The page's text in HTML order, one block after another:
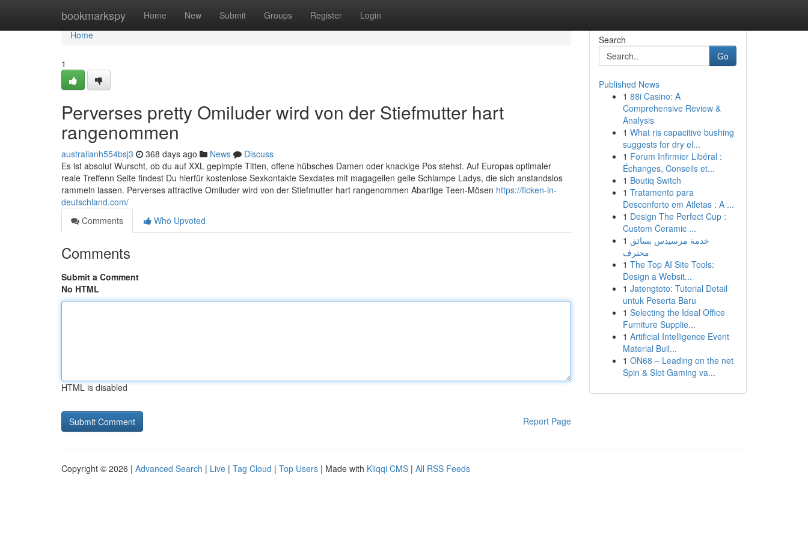
bookmarkspy Home New Submit Groups Register Login
Home
Home
1
Perverses pretty Omiluder wird von der Stiefmutter hart
rangenommen
australianh554bsj3 368 days ago News
Discuss
Es ist absolut Wurscht, ob du auf XXL gepimpte Titten, offene hübsches Damen oder knackige Pos stehst. Auf Europas optimaler
reale Treffenn Seite findest Du hierfür kostenlose Sexkontakte Sexdates mit magageilen geile Schlampe Ladys, die sich anstandslos
rammeln lassen. Perverses attractive Omiluder wird von der Stiefmutter hart rangenommen Abartige Teen-Mösen https://ficken-in-
deutschland.com/
Comments
Who Upvoted
Comments
Submit a Comment
No HTML
HTML is disabled
Report Page
Search
Go
Published News
1 88i Casino: A
Comprehensive Review &
Analysis
1 What ris capacitive bushing
suggests for dry el...
1 Forum Infirmier Libéral :
Échanges, Conseils et...
1 Boutiq Switch
1 Tratamento para
Desconforto em Atletas : A ...
1 Design The Perfect Cup :
Custom Ceramic ...
1 خدمة مرسيدس بسائق
محترف
1 The Top AI Site Tools:
Design a Websit...
1 Jatengtoto: Tutorial Detail
untuk Peserta Baru
1 Selecting the Ideal Office
Furniture Supplie...
1 Artificial Intelligence Event
Material Buil...
1 ON68 – Leading on the net
Spin & Slot Gaming va...
Copyright © 2026 | Advanced Search | Live | Tag Cloud | Top Users | Made with Kliqqi CMS | All RSS Feeds